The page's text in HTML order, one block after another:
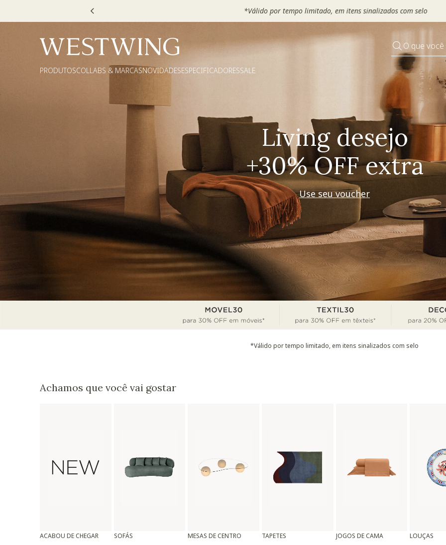
Escolha seu VOUCHER e ganhe até 30% OFF*: useMOVEL30, TEXTIL30 OU
O que
PRODUTOSCOLLABS & MARCASNOVIDADESESPECIFICADORESSALE
Pequenos rituais
Grandes mudanças
Decorar
*Válido por tempo limitado, em itens sinalizados com selo
Achamos que você vai gostar
ACABOU DE CHEGAR SOFÁS MESAS DE CENTRO TAPETES JOGOS DE CAMA LOUÇAS